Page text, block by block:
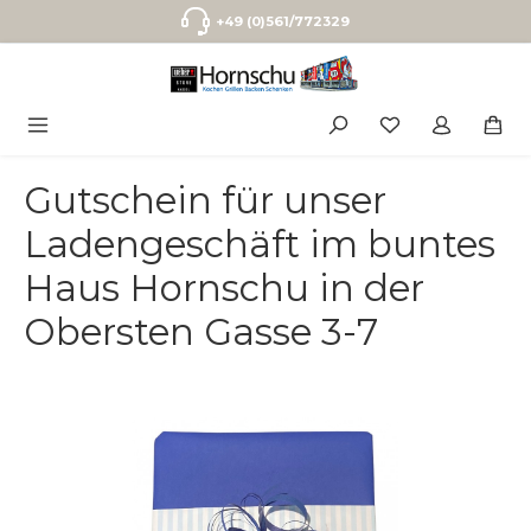
Zum Hauptinhalt springen+49 (0)561/772329
Gutschein für unser
Ladengeschäft im buntes
Haus Hornschu in der
Obersten Gasse 3-7
Bildergalerie überspringen